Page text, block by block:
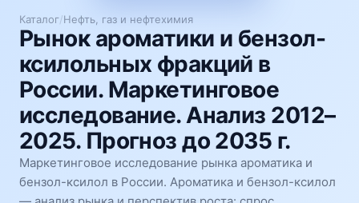
Каталог/Нефть, газ и нефтехимия
Рынок ароматики и бензол-
ксилольных фракций в
России. Маркетинговое
исследование. Анализ 2012–
2025. Прогноз до 2035 г.
Маркетинговое исследование рынка ароматика и
бензол-ксилол в России. Ароматика и бензол-ксилол